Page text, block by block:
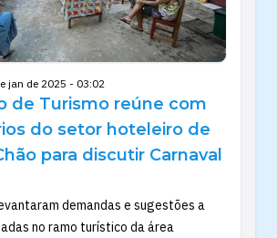
jan de 2025 - 03:02
de Turismo reúne com
do setor hoteleiro de
para discutir Carnaval
demandas e sugestões a
no ramo turístico da área